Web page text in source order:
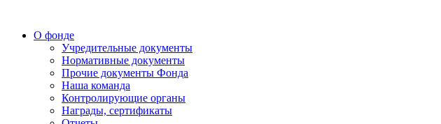
О фонде
Учредительные документы
Нормативные документы
Прочие документы Фонда
Наша команда
Контролирующие органы
Награды, сертификаты